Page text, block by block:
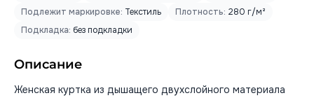
Подлежит маркировке: Текстиль Плотность: 280 г/м²
Подкладка: без подкладки
Описание
Женская куртка из дышащего двухслойного материала